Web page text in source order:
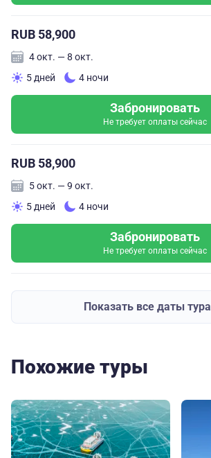
RUB 58,900
4 окт. — 8 окт.
5 дней
4 ночи
Забронировать
Не требует оплаты сейчас
RUB 58,900
5 окт. — 9 окт.
5 дней
4 ночи
Забронировать
Не требует оплаты сейчас
Показать все даты тура
Похожие туры